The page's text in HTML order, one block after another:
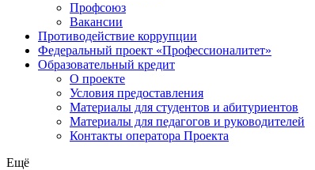
Профсоюз
Вакансии
Противодействие коррупции
Федеральный проект «Профессионалитет»
Образовательный кредит
О проекте
Условия предоставления
Материалы для студентов и абитуриентов
Материалы для педагогов и руководителей
Контакты оператора Проекта
Ещё